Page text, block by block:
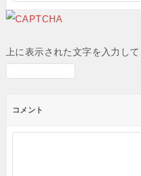
上に表示された文字を入力して
コメント